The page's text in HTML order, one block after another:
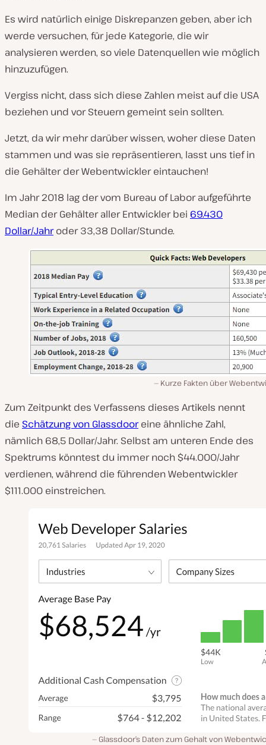
Es wird natürlich einige Diskrepanzen geben, aber ich
werde versuchen, für jede Kategorie, die wir
analysieren werden, so viele Datenquellen wie möglich
hinzuzufügen.
Vergiss nicht, dass sich diese Zahlen meist auf die USA
beziehen und vor Steuern gemeint sein sollten.
Jetzt, da wir mehr darüber wissen, woher diese Daten
stammen und was sie repräsentieren, lasst uns tief in
die Gehälter der Webentwickler eintauchen!
Im Jahr 2018 lag der vom Bureau of Labor aufgeführte
Median der Gehälter aller Entwickler bei 69.430
Dollar/Jahroder 33,38 Dollar/Stunde.
Kurze Fakten über
Zum Zeitpunkt des Verfassens dieses Artikels nennt
die Schätzung von Glassdooreine ähnliche Zahl,
nämlich 68,5 Dollar/Jahr. Selbst am unteren Ende des
Spektrums könntest du immer noch $44.000/Jahr
verdienen, während die führenden Webentwickler
$111.000 einstreichen.
Glassdoor’s Daten zum Gehalt von